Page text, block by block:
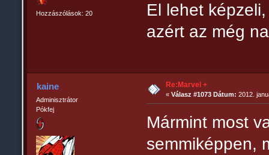
Hozzászólások: 20
El lehet
azért az még
kaine
Adminisztrátor
Pókfej
Re:Marvel +
«Válasz #1073 Dátum: 2012.
Mármint most
semmiképpen,